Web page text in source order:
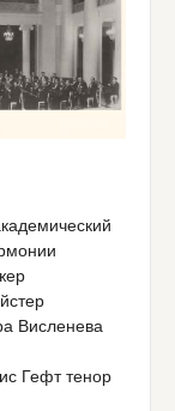
Висленева
Гефт тенор